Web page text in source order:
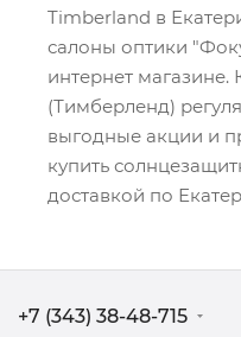
Timberland в
салоны оптики
интернет
(Тимберленд)
выгодные акции и
купить
доставкой по
+7 (343) 38-48-715